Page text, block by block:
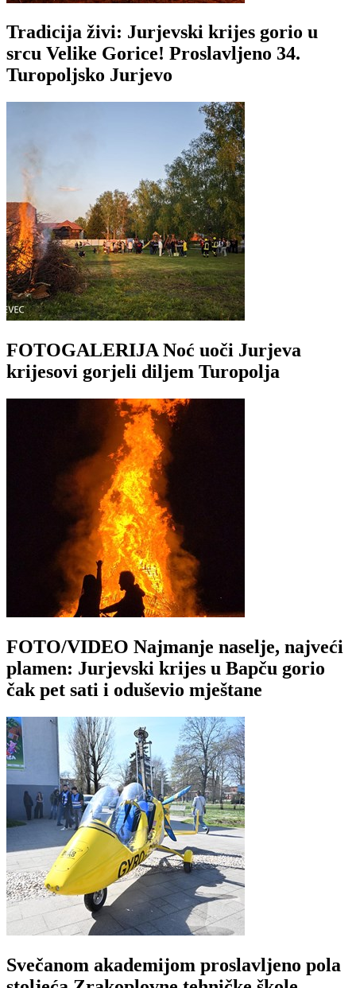
Tradicija živi: Jurjevski krijes gorio u
srcu Velike Gorice! Proslavljeno 34.
Turopoljsko Jurjevo
FOTOGALERIJA Noć uoči Jurjeva
krijesovi gorjeli diljem Turopolja
FOTO/VIDEO Najmanje naselje, najveći
plamen: Jurjevski krijes u Bapču gorio
čak pet sati i oduševio mještane
Svečanom akademijom proslavljeno pola